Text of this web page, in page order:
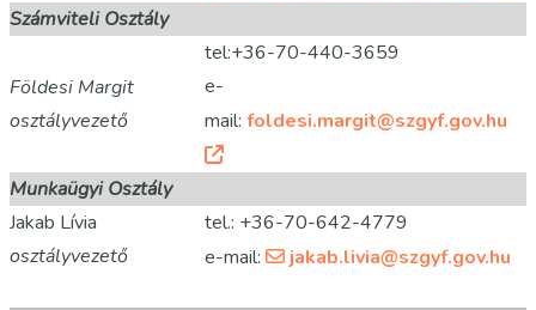
Számviteli Osztály
Földesi Margit
osztályvezető
tel:+36-70-440-3659
e-
mail: foldesi.margit@szgyf.gov.hu
Munkaügyi Osztály
Jakab Lívia
osztályvezető
tel.: +36-70-642-4779
e-mail:
jakab.livia@szgyf.gov.hu